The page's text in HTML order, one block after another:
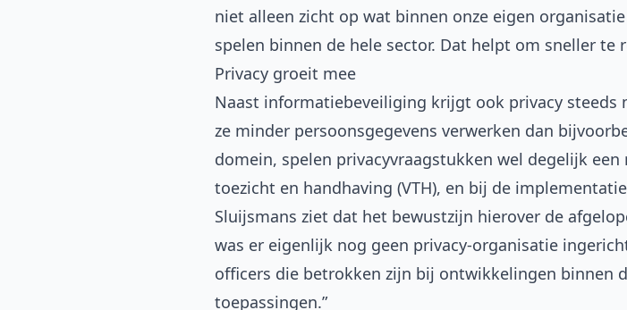
niet alleen zicht op wat binnen onze eigen
spelen binnen de hele sector. Dat helpt om sneller te
Privacy groeit mee
Naast informatiebeveiliging krijgt ook privacy steeds
ze minder persoonsgegevens verwerken dan
domein, spelen privacyvraagstukken wel degelijk
toezicht en handhaving (VTH), en bij de
Sluijsmans ziet dat het bewustzijn hierover de
was er eigenlijk nog geen privacy-organisatie
officers die betrokken zijn bij ontwikkelingen binnen
toepassingen.”